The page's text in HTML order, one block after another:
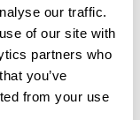
our traffic.
of our site with
partners who
you’ve
from your use
trous, facilitant la